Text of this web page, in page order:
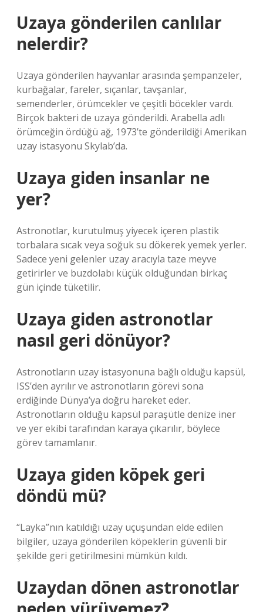
Uzaya gönderilen canlılar
nelerdir?
Uzaya gönderilen hayvanlar arasında şempanzeler,
kurbağalar, fareler, sıçanlar, tavşanlar,
semenderler, örümcekler ve çeşitli böcekler vardı.
Birçok bakteri de uzaya gönderildi. Arabella adlı
örümceğin ördüğü ağ, 1973’te gönderildiği Amerikan
uzay istasyonu Skylab’da.
Uzaya giden insanlar ne
yer?
Astronotlar, kurutulmuş yiyecek içeren plastik
torbalara sıcak veya soğuk su dökerek yemek yerler.
Sadece yeni gelenler uzay aracıyla taze meyve
getirirler ve buzdolabı küçük olduğundan birkaç
gün içinde tüketilir.
Uzaya giden astronotlar
nasıl geri dönüyor?
Astronotların uzay istasyonuna bağlı olduğu kapsül,
ISS’den ayrılır ve astronotların görevi sona
erdiğinde Dünya’ya doğru hareket eder.
Astronotların olduğu kapsül paraşütle denize iner
ve yer ekibi tarafından karaya çıkarılır, böylece
görev tamamlanır.
Uzaya giden köpek geri
döndü mü?
“Layka”nın katıldığı uzay uçuşundan elde edilen
bilgiler, uzaya gönderilen köpeklerin güvenli bir
şekilde geri getirilmesini mümkün kıldı.
Uzaydan dönen astronotlar